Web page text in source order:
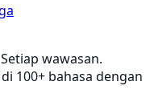
wawasan.
100+ bahasa dengan